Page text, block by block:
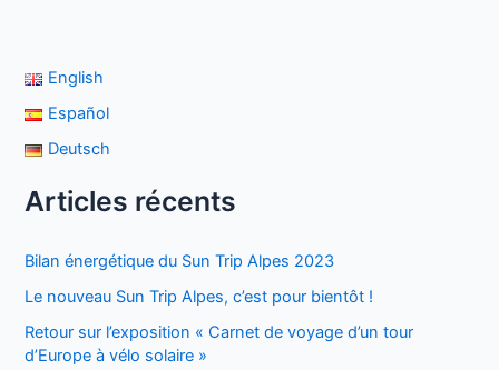
English
Español
Deutsch
Articles récents
Bilan énergétique du Sun Trip Alpes 2023
Le nouveau Sun Trip Alpes, c’est pour bientôt !
Retour sur l’exposition « Carnet de voyage d’un tour
d’Europe à vélo solaire »